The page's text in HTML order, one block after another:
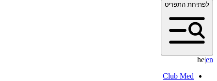
לפתיחת התפריט
he|en
Club Med